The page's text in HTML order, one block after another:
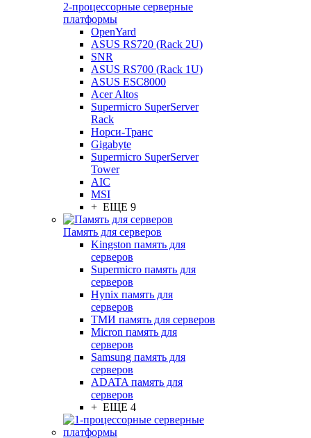
2-процессорные серверные
платформы
OpenYard
ASUS RS720 (Rack 2U)
SNR
ASUS RS700 (Rack 1U)
ASUS ESC8000
Acer Altos
Supermicro SuperServer
Rack
Норси-Транс
Gigabyte
Supermicro SuperServer
Tower
AIC
MSI
+ ЕЩЕ 9
Память для серверов
Kingston память для
серверов
Supermicro память для
серверов
Hynix память для
серверов
ТМИ память для серверов
Micron память для
серверов
Samsung память для
серверов
ADATA память для
серверов
+ ЕЩЕ 4